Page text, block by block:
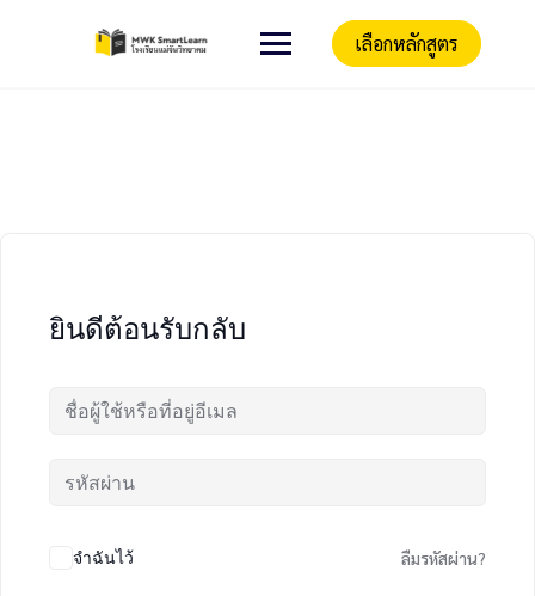
เลือกหลักสูตร
ยินดีต้อนรับกลับ
จำฉันไว้ ลืมรหัสผ่าน?